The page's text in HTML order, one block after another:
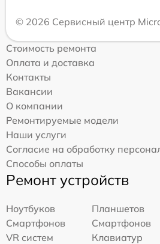
© 2026 Сервисный центр
Стоимость ремонта
Оплата и доставка
Контакты
Вакансии
О компании
Ремонтируемые модели
Наши услуги
Согласие на обработку
Способы оплаты
Ремонт устройств
Ноутбуков
Планшетов
Смартфонов
Смартфонов
VR систем
Клавиатур